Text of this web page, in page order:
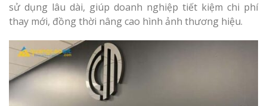
sử dụng lâu dài, giúp doanh nghiệp tiết kiệm chi phí
thay mới, đồng thời nâng cao hình ảnh thương hiệu.